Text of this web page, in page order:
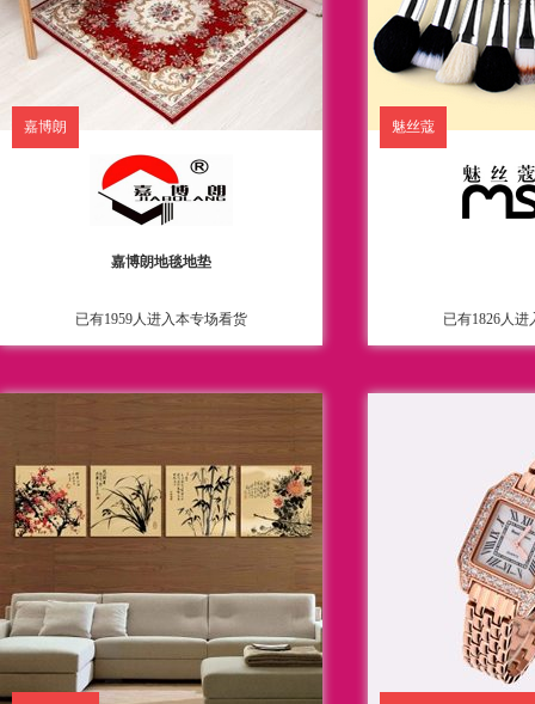
嘉博朗
嘉博朗地毯地垫
已有1959人进入本专场看货
魅丝蔻
已有1826人